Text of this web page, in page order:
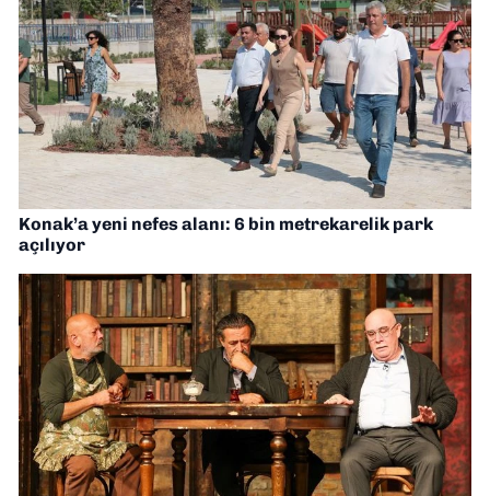
Konak’a yeni nefes alanı: 6 bin metrekarelik park
açılıyor